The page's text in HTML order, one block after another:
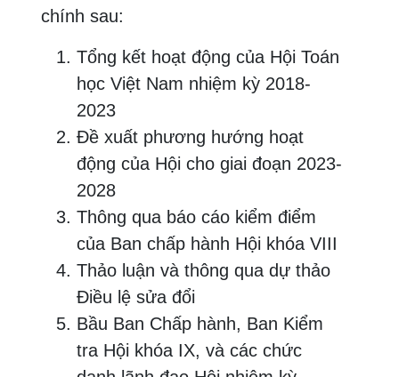
chính sau:
Tổng kết hoạt động của Hội Toán
học Việt Nam nhiệm kỳ 2018-
2023
Đề xuất phương hướng hoạt
động của Hội cho giai đoạn 2023-
2028
Thông qua báo cáo kiểm điểm
của Ban chấp hành Hội khóa VIII
Thảo luận và thông qua dự thảo
Điều lệ sửa đổi
Bầu Ban Chấp hành, Ban Kiểm
tra Hội khóa IX, và các chức